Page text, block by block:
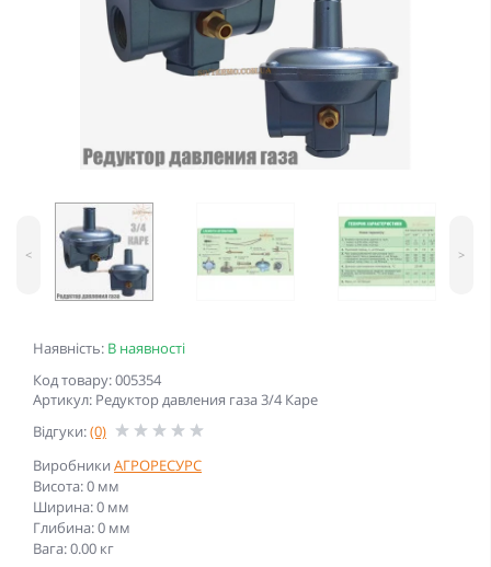
Наявність: В наявності
Код товару: 005354
Артикул: Редуктор давления газа 3/4 Каре
Відгуки:(0)
Виробники АГРОРЕСУРС
Висота: 0 мм
Ширина: 0 мм
Глибина: 0 мм
Вага: 0.00 кг
< >